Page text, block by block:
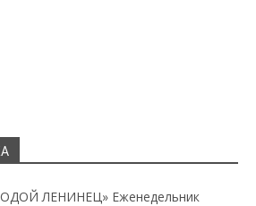
ЛЕНИНЕЦ» Еженедельник